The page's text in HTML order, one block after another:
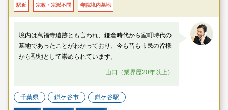
駅近 宗教・宗派不問 寺院境内墓地
境内は萬福寺遺跡とも言われ、鎌倉時代から室町時代の
墓地であったことがわかっており、今も昔も市民の皆様
から聖地として崇められています。
山口（業界歴20年以上）
千葉県 鎌ケ谷市 鎌ケ谷駅